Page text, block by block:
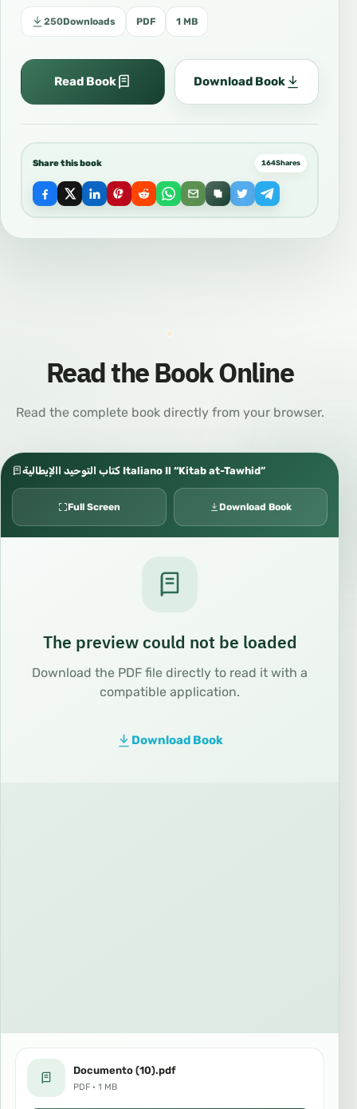
250Downloads PDF 1 MB
Read Book Download Book
Share this book 164Shares
Read the Book Online
Read the complete book directly from your browser.
كتاب التوحيد االإيطالية Italiano Il “Kitab at-Tawhid”
Full Screen Download Book
The preview could not be loaded
Download the PDF file directly to read it with a
compatible application.
Download Book
Documento (10).pdf
PDF · 1 MB